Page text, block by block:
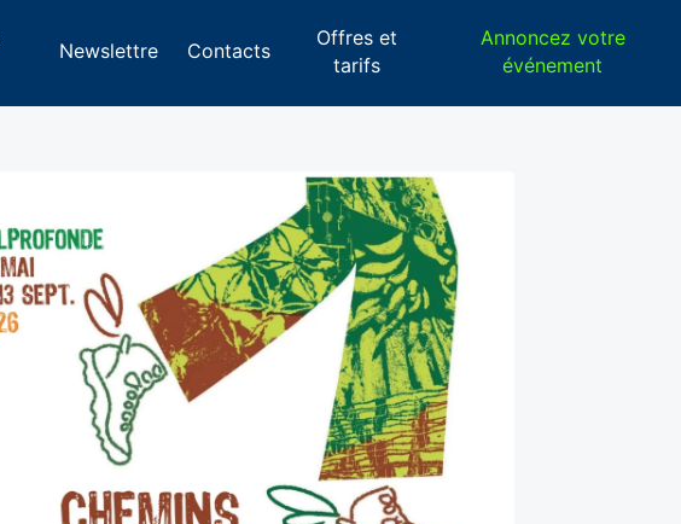
Newslettre Contacts
Offres et
tarifs
Annoncez votre
événement